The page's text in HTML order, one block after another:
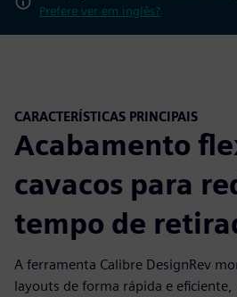
Prefere ver em inglês?
CARACTERÍSTICAS PRINCIPAIS
Acabamento
cavacos para
tempo de
A ferramenta Calibre DesignRev
layouts de forma rápida e